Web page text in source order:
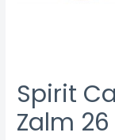
Spirit
Zalm